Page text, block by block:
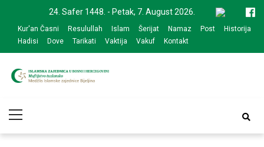
navigation
content
24. Safer 1448. - Petak, 7. August 2026.
Kur'an Časni Resulullah Islam Šerijat Namaz Post
Historija
Hadisi
Dove Tarikati Vaktija Vakuf Kontakt
zajednice Bijeljina
Menu